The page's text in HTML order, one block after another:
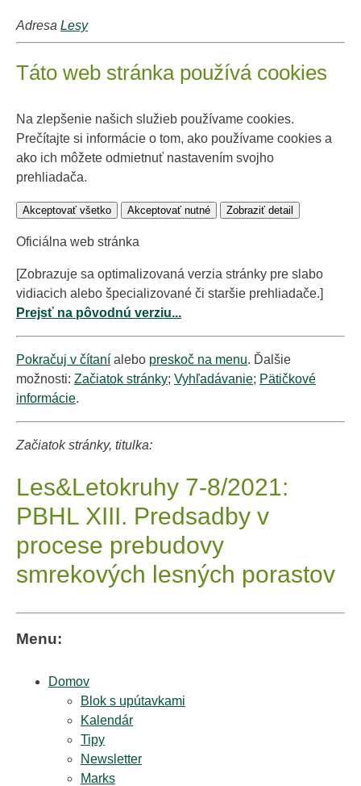
Adresa Lesy
Táto web stránka používá cookies
Na zlepšenie našich služieb používame cookies.
Prečítajte si informácie o tom, ako používame cookies a
ako ich môžete odmietnuť nastavením svojho
prehliadača.
Akceptovať všetko Akceptovať nutné Zobraziť detail
Oficiálna web stránka
[Zobrazuje sa optimalizovaná verzia stránky pre slabo
vidiacich alebo špecializované či staršie prehliadače.]
Prejsť na pôvodnú verziu...
Pokračuj v čítaní alebo preskoč na menu. Ďalšie
možnosti: Začiatok stránky; Vyhľadávanie; Pätičkové
informácie.
Začiatok stránky, titulka:
Les&Letokruhy 7-8/2021:
PBHL XIII. Predsadby v
procese prebudovy
smrekových lesných porastov
Menu:
Domov
Blok s upútavkami
Kalendár
Tipy
Newsletter
Marks